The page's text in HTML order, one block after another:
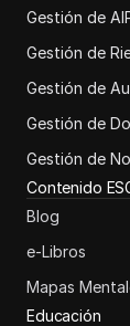
Gestión de
Gestión de
Gestión de
Gestión de
Gestión de
Contenido
Blog
e-Libros
Mapas
Educación